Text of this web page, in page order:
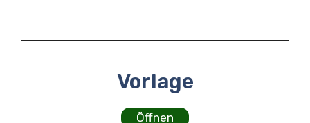
Vorlage
Öffnen